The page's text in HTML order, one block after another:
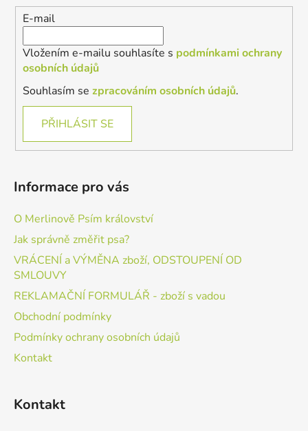
E-mail
Vložením e-mailu souhlasíte s podmínkami ochrany
osobních údajů
Souhlasím se zpracováním osobních údajů.
PŘIHLÁSIT SE
Informace pro vás
O Merlinově Psím království
Jak správně změřit psa?
VRÁCENÍ a VÝMĚNA zboží, ODSTOUPENÍ OD
SMLOUVY
REKLAMAČNÍ FORMULÁŘ - zboží s vadou
Obchodní podmínky
Podmínky ochrany osobních údajů
Kontakt
Kontakt